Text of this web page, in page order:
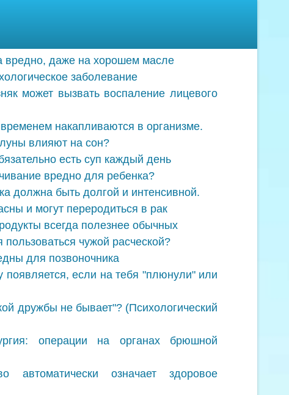
даже на хорошем масле
заболевание
может вызвать воспаление лицевого
накапливаются в организме.
влияют на сон?
есть суп каждый день
вредно для ребенка?
должна быть долгой и интенсивной.
и могут переродиться в рак
всегда полезнее обычных
чужой расческой?
для позвоночника
если на тебя "плюнули" или
дружбы не бывает"? (Психологический
операции на органах брюшной
автоматически означает здоровое